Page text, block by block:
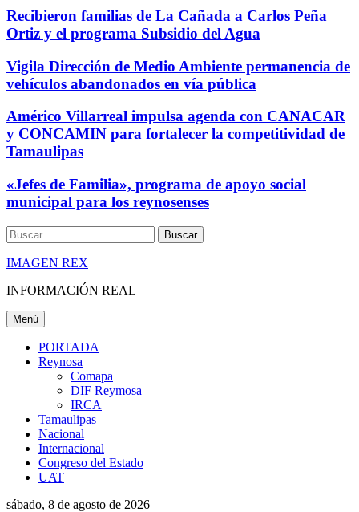
Recibieron familias de La Cañada a Carlos Peña
Ortiz y el programa Subsidio del Agua
Vigila Dirección de Medio Ambiente permanencia de
vehículos abandonados en vía pública
Américo Villarreal impulsa agenda con CANACAR
y CONCAMIN para fortalecer la competitividad de
Tamaulipas
«Jefes de Familia», programa de apoyo social
municipal para los reynosenses
Buscar
IMAGEN REX
INFORMACIÓN REAL
Menú
PORTADA
Reynosa
Comapa
DIF Reymosa
IRCA
Tamaulipas
Nacional
Internacional
Congreso del Estado
UAT
sábado, 8 de agosto de 2026